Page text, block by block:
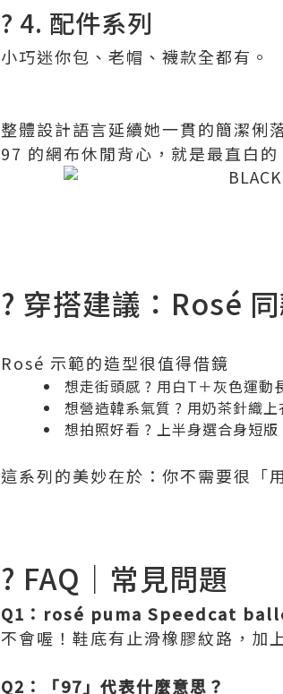
? 4. 配件系列
小巧迷你包、老帽、襪款全都有。
整體設計語言延續她一貫的簡潔俐
97 的網布休閒背心，就是最直白的
? 穿搭建議：Rosé
Rosé 示範的造型很值得借鏡
想走街頭感 ? 用白T＋灰色運動
想營造韓系氣質 ? 用奶茶針織上
想拍照好看 ? 上半身選合身短
這系列的美妙在於：你不需要很「
? FAQ｜常見問題
Q1：rosé puma Speedcat
不會喔！鞋底有止滑橡膠紋路，加
Q2：「97」代表什麼意思？